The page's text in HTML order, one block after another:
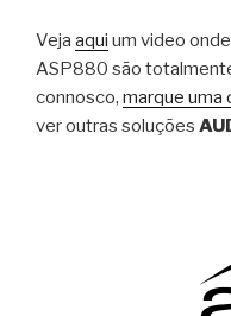
Veja aqui um video
ASP880 são
connosco, marque uma
ver outras soluções